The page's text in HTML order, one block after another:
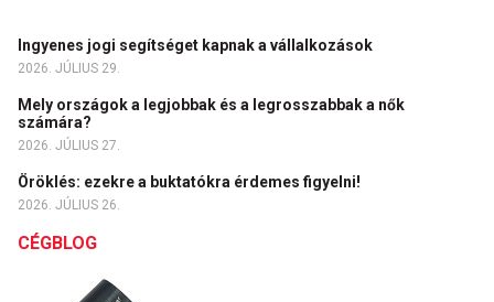
Ingyenes jogi segítséget kapnak a vállalkozások
2026. JÚLIUS 29.
Mely országok a legjobbak és a legrosszabbak a nők
számára?
2026. JÚLIUS 27.
Öröklés: ezekre a buktatókra érdemes figyelni!
2026. JÚLIUS 26.
CÉGBLOG